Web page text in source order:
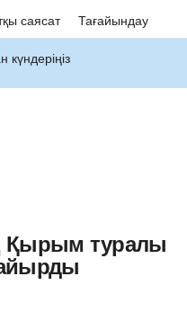
саясат Тағайындау
күндеріңіз
Қырым туралы